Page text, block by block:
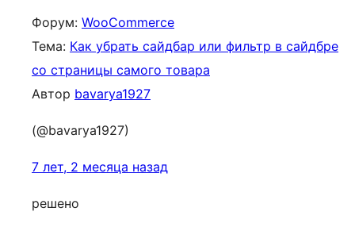
Форум: WooCommerce
Тема: Как убрать сайдбар или фильтр в сайдбре
со страницы самого товара
Автор bavarya1927
(@bavarya1927)
7 лет, 2 месяца назад
решено